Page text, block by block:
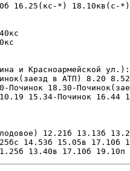
16.25(кс-*) 18.10кв(с-
и Красноармейской ул.):
в АТП) 8.20
18.30-
15.34-Починок 16.44
12.21б 13.13б
14.53б 15.05в 17.10б